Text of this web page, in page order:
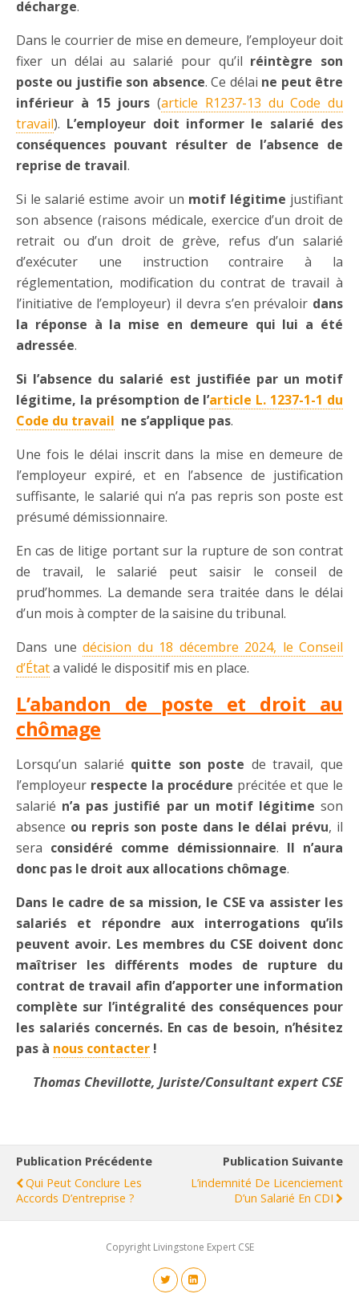
décharge.
Dans le courrier de mise en demeure, l’employeur doit
fixer un délai au salarié pour qu’il réintègre son
poste ou justifie son absence. Ce délai ne peut être
inférieur à 15 jours (article R1237-13 du Code du
travail). L’employeur doit informer le salarié des
conséquences pouvant résulter de l’absence de
reprise de travail.
Si le salarié estime avoir un motif légitime justifiant
son absence (raisons médicale, exercice d’un droit de
retrait ou d’un droit de grève, refus d’un salarié
d’exécuter une instruction contraire à la
réglementation, modification du contrat de travail à
l’initiative de l’employeur) il devra s’en prévaloir dans
la réponse à la mise en demeure qui lui a été
adressée.
Si l’absence du salarié est justifiée par un motif
légitime, la présomption de l’article L. 1237-1-1 du
Code du travail ne s’applique pas.
Une fois le délai inscrit dans la mise en demeure de
l’employeur expiré, et en l’absence de justification
suffisante, le salarié qui n’a pas repris son poste est
présumé démissionnaire.
En cas de litige portant sur la rupture de son contrat
de travail, le salarié peut saisir le conseil de
prud’hommes. La demande sera traitée dans le délai
d’un mois à compter de la saisine du tribunal.
Dans une décision du 18 décembre 2024, le Conseil
d’Étata validé le dispositif mis en place.
L’abandon de poste et droit au
chômage
Lorsqu’un salarié quitte son poste de travail, que
l’employeur respecte la procédure précitée et que le
salarié n’a pas justifié par un motif légitime son
absence ou repris son poste dans le délai prévu, il
sera considéré comme démissionnaire. Il n’aura
donc pas le droit aux allocations chômage.
Dans le cadre de sa mission, le CSE va assister les
salariés et répondre aux interrogations qu’ils
peuvent avoir. Les membres du CSE doivent donc
maîtriser les différents modes de rupture du
contrat de travail afin d’apporter une information
complète sur l’intégralité des conséquences pour
les salariés concernés. En cas de besoin, n’hésitez
pas à nous contacter !
Thomas Chevillotte, Juriste/Consultant expert CSE
Publication Précédente
Qui Peut Conclure Les
Accords D’entreprise ?
Publication Suivante
L’indemnité De Licenciement
D’un Salarié En CDI
Copyright Livingstone Expert CSE